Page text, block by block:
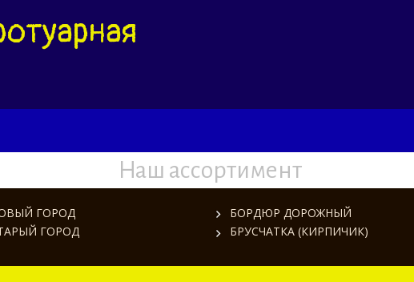
Наш ассортимент
ГОРОД БОРДЮР ДОРОЖНЫЙ
ГОРОД БРУСЧАТКА (КИРПИЧИК)